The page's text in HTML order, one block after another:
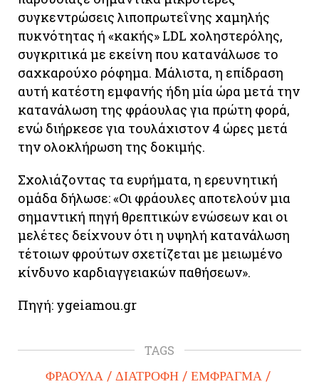
συγκεντρώσεις λιποπρωτεΐνης χαμηλής
πυκνότητας ή «κακής» LDL χοληστερόλης,
συγκριτικά με εκείνη που κατανάλωσε το
σαχκαρούχο ρόφημα. Μάλιστα, η επίδραση
αυτή κατέστη εμφανής ήδη μία ώρα μετά την
κατανάλωση της φράουλας για πρώτη φορά,
ενώ διήρκεσε για τουλάχιστον 4 ώρες μετά
την ολοκλήρωση της δοκιμής.
Σχολιάζοντας τα ευρήματα, η ερευνητική
ομάδα δήλωσε: «Οι φράουλες αποτελούν μια
σημαντική πηγή θρεπτικών ενώσεων και οι
μελέτες δείχνουν ότι η υψηλή κατανάλωση
τέτοιων φρούτων σχετίζεται με μειωμένο
κίνδυνο καρδιαγγειακών παθήσεων».
Πηγή: ygeiamou.gr
TAGS
ΦΡΑΟΥΛΑ ΔΙΑΤΡΟΦΗ
ΕΜΦΡΑΓΜΑ